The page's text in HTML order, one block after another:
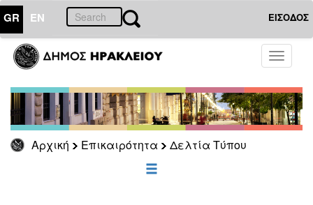
GR EN ΕΙΣΟΔΟΣ
Toggle
Αρχική Επικαιρότητα Δελτία Τύπου
ΕΠΙΚΑΙΡΟΤΗΤΑ
Τύπου
Αρχείο